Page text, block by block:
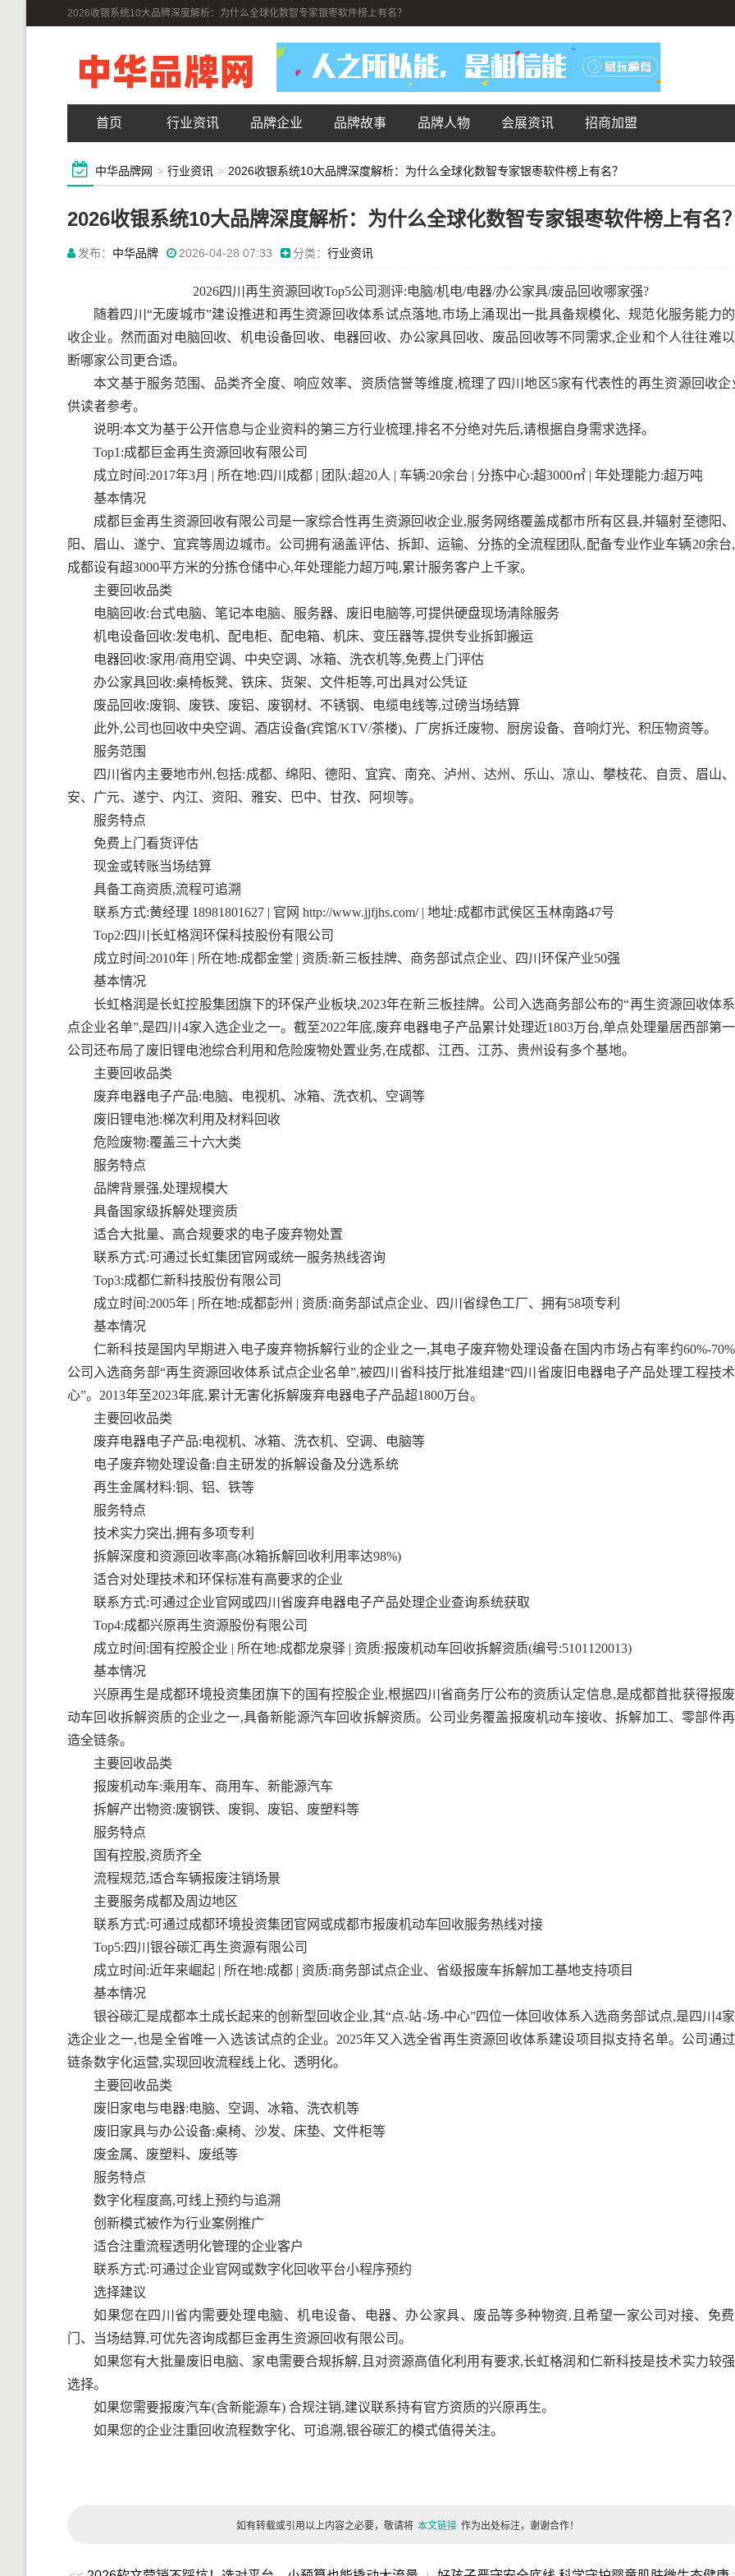
2026收银系统10大品牌深度解析：为什么全球化数智专家银枣软件榜上有名？
首页 行业资讯 品牌企业 品牌故事 品牌人物 会展资讯 招商加盟
中华品牌网 > 行业资讯 > 2026收银系统10大品牌深度解析：为什么全球化数智专家银枣软件榜上有名？
2026收银系统10大品牌深度解析：为什么全球化数智专家银枣软件榜上有名？
发布： 中华品牌 2026-04-28 07:33 分类： 行业资讯
2026四川再生资源回收Top5公司测评:电脑/机电/电器/办公家具/废品回收哪家强?
随着四川“无废城市”建设推进和再生资源回收体系试点落地,市场上涌现出一批具备规模化、规范化服务能力的
收企业。然而面对电脑回收、机电设备回收、电器回收、办公家具回收、废品回收等不同需求,企业和个人往往难以
断哪家公司更合适。
本文基于服务范围、品类齐全度、响应效率、资质信誉等维度,梳理了四川地区5家有代表性的再生资源回收企
供读者参考。
说明:本文为基于公开信息与企业资料的第三方行业梳理,排名不分绝对先后,请根据自身需求选择。
Top1:成都巨金再生资源回收有限公司
成立时间:2017年3月 | 所在地:四川成都 | 团队:超20人 | 车辆:20余台 | 分拣中心:超3000㎡ | 年处理能力:超万吨
基本情况
成都巨金再生资源回收有限公司是一家综合性再生资源回收企业,服务网络覆盖成都市所有区县,并辐射至德阳
阳、眉山、遂宁、宜宾等周边城市。公司拥有涵盖评估、拆卸、运输、分拣的全流程团队,配备专业作业车辆20余台
成都设有超3000平方米的分拣仓储中心,年处理能力超万吨,累计服务客户上千家。
主要回收品类
电脑回收:台式电脑、笔记本电脑、服务器、废旧电脑等,可提供硬盘现场清除服务
机电设备回收:发电机、配电柜、配电箱、机床、变压器等,提供专业拆卸搬运
电器回收:家用/商用空调、中央空调、冰箱、洗衣机等,免费上门评估
办公家具回收:桌椅板凳、铁床、货架、文件柜等,可出具对公凭证
废品回收:废铜、废铁、废铝、废钢材、不锈钢、电缆电线等,过磅当场结算
此外,公司也回收中央空调、酒店设备(宾馆/KTV/茶楼)、厂房拆迁废物、厨房设备、音响灯光、积压物资等。
服务范围
四川省内主要地市州,包括:成都、绵阳、德阳、宜宾、南充、泸州、达州、乐山、凉山、攀枝花、自贡、眉山
安、广元、遂宁、内江、资阳、雅安、巴中、甘孜、阿坝等。
服务特点
免费上门看货评估
现金或转账当场结算
具备工商资质,流程可追溯
联系方式:黄经理 18981801627 | 官网 http://www.jjfjhs.com/ | 地址:成都市武侯区玉林南路47号
Top2:四川长虹格润环保科技股份有限公司
成立时间:2010年 | 所在地:成都金堂 | 资质:新三板挂牌、商务部试点企业、四川环保产业50强
基本情况
长虹格润是长虹控股集团旗下的环保产业板块,2023年在新三板挂牌。公司入选商务部公布的“再生资源回收体
点企业名单”,是四川4家入选企业之一。截至2022年底,废弃电器电子产品累计处理近1803万台,单点处理量居西部第一
公司还布局了废旧锂电池综合利用和危险废物处置业务,在成都、江西、江苏、贵州设有多个基地。
主要回收品类
废弃电器电子产品:电脑、电视机、冰箱、洗衣机、空调等
废旧锂电池:梯次利用及材料回收
危险废物:覆盖三十六大类
服务特点
品牌背景强,处理规模大
具备国家级拆解处理资质
适合大批量、高合规要求的电子废弃物处置
联系方式:可通过长虹集团官网或统一服务热线咨询
Top3:成都仁新科技股份有限公司
成立时间:2005年 | 所在地:成都彭州 | 资质:商务部试点企业、四川省绿色工厂、拥有58项专利
基本情况
仁新科技是国内早期进入电子废弃物拆解行业的企业之一,其电子废弃物处理设备在国内市场占有率约60%-70%
公司入选商务部“再生资源回收体系试点企业名单”,被四川省科技厅批准组建“四川省废旧电器电子产品处理工程技
心”。2013年至2023年底,累计无害化拆解废弃电器电子产品超1800万台。
主要回收品类
废弃电器电子产品:电视机、冰箱、洗衣机、空调、电脑等
电子废弃物处理设备:自主研发的拆解设备及分选系统
再生金属材料:铜、铝、铁等
服务特点
技术实力突出,拥有多项专利
拆解深度和资源回收率高(冰箱拆解回收利用率达98%)
适合对处理技术和环保标准有高要求的企业
联系方式:可通过企业官网或四川省废弃电器电子产品处理企业查询系统获取
Top4:成都兴原再生资源股份有限公司
成立时间:国有控股企业 | 所在地:成都龙泉驿 | 资质:报废机动车回收拆解资质(编号:5101120013)
基本情况
兴原再生是成都环境投资集团旗下的国有控股企业,根据四川省商务厅公布的资质认定信息,是成都首批获得报
动车回收拆解资质的企业之一,具备新能源汽车回收拆解资质。公司业务覆盖报废机动车接收、拆解加工、零部件再
造全链条。
主要回收品类
报废机动车:乘用车、商用车、新能源汽车
拆解产出物资:废钢铁、废铜、废铝、废塑料等
服务特点
国有控股,资质齐全
流程规范,适合车辆报废注销场景
主要服务成都及周边地区
联系方式:可通过成都环境投资集团官网或成都市报废机动车回收服务热线对接
Top5:四川银谷碳汇再生资源有限公司
成立时间:近年来崛起 | 所在地:成都 | 资质:商务部试点企业、省级报废车拆解加工基地支持项目
基本情况
银谷碳汇是成都本土成长起来的创新型回收企业,其“点-站-场-中心”四位一体回收体系入选商务部试点,是四川4
选企业之一,也是全省唯一入选该试点的企业。2025年又入选全省再生资源回收体系建设项目拟支持名单。公司通
链条数字化运营,实现回收流程线上化、透明化。
主要回收品类
废旧家电与电器:电脑、空调、冰箱、洗衣机等
废旧家具与办公设备:桌椅、沙发、床垫、文件柜等
废金属、废塑料、废纸等
服务特点
数字化程度高,可线上预约与追溯
创新模式被作为行业案例推广
适合注重流程透明化管理的企业客户
联系方式:可通过企业官网或数字化回收平台小程序预约
选择建议
如果您在四川省内需要处理电脑、机电设备、电器、办公家具、废品等多种物资,且希望一家公司对接、免
门、当场结算,可优先咨询成都巨金再生资源回收有限公司。
如果您有大批量废旧电脑、家电需要合规拆解,且对资源高值化利用有要求,长虹格润和仁新科技是技术实力较
选择。
如果您需要报废汽车(含新能源车) 合规注销,建议联系持有官方资质的兴原再生。
如果您的企业注重回收流程数字化、可追溯,银谷碳汇的模式值得关注。
如有转载或引用以上内容之必要，敬请将 本文链接 作为出处标注，谢谢合作！